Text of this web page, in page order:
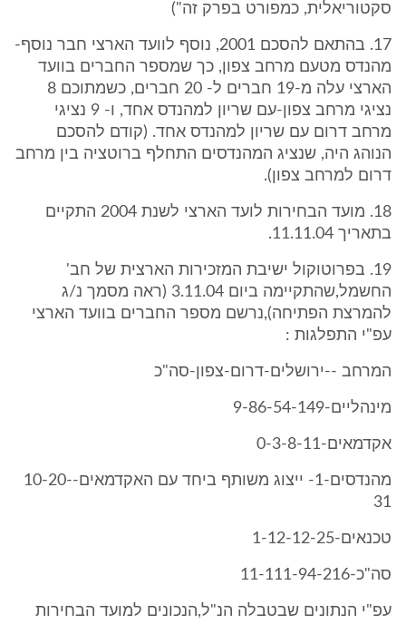
סקטוריאלית, כמפורט בפרק זה")
17. בהתאם להסכם 2001, נוסף לוועד הארצי חבר נוסף-
מהנדס מטעם מרחב צפון, כך שמספר החברים בוועד
הארצי עלה מ-19 חברים ל- 20 חברים, כשמתוכם 8
נציגי מרחב צפון-עם שריון למהנדס אחד, ו- 9 נציגי
מרחב דרום עם שריון למהנדס אחד. (קודם להסכם
הנוהג היה, שנציג המהנדסים התחלף ברוטציה בין מרחב
דרום למרחב צפון).
18. מועד הבחירות לועד הארצי לשנת 2004 התקיים
בתאריך 11.11.04.
19. בפרוטוקול ישיבת המזכירות הארצית של חב'
החשמל,שהתקיימה ביום 3.11.04 (ראה מסמך נ/ג
להמרצת הפתיחה),נרשם מספר החברים בוועד הארצי
עפ"י התפלגות :
המרחב --ירושלים-דרום-צפון-סה"כ
מינהליים-9-86-54-149
אקדמאים-0-3-8-11
מהנדסים-1- ייצוג משותף ביחד עם האקדמאים-10-20-
31
טכנאים-1-12-12-25
סה"כ-11-111-94-216
עפ"י הנתונים שבטבלה הנ"ל,הנכונים למועד הבחירות